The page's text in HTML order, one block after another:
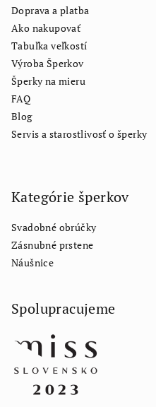
Doprava a platba
Ako nakupovať
Tabuľka veľkostí
Výroba Šperkov
Šperky na mieru
FAQ
Blog
Servis a starostlivosť o šperky
Kategórie šperkov
Svadobné obrúčky
Zásnubné prstene
Náušnice
Spolupracujeme